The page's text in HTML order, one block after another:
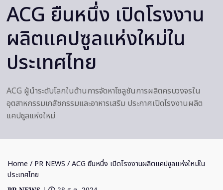
ACG ยืนหนึ่ง เปิดโรงงาน
ผลิตแคปซูลแห่งใหม่ใน
ประเทศไทย
ACG ผู้นำระดับโลกในด้านการจัดหาโซลูชันการผลิตครบวงจรใน
อุตสาหกรรมเภสัชกรรมและอาหารเสริม ประกาศเปิดโรงงานผลิต
แคปซูลแห่งใหม่
Home / PR NEWS / ACG ยืนหนึ่ง เปิดโรงงานผลิตแคปซูลแห่งใหม่ใน
ประเทศไทย